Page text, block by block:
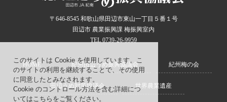
このサイトは Cookie を使用しています。こ
のサイトの利用を継続することで、その使用
に同意したとみなされます。
Cookie のコントロール方法を含む詳細につ
いてはこちらをご覧ください。
〒646-8545 和歌山県田辺市東山一丁目５番１号
田辺市 農業振興課 梅振興室内
TEL 0739-26-9959
HOME 紀州田辺うめ振興協議会 紀州梅の会
田辺うめ対策協議会 世界農業遺産